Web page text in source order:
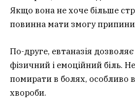
Якщо вона не хоче більше
повинна мати змогу
По-друге, евтаназія
фізичний і емоційний біль.
помирати в болях, особливо
хвороби.